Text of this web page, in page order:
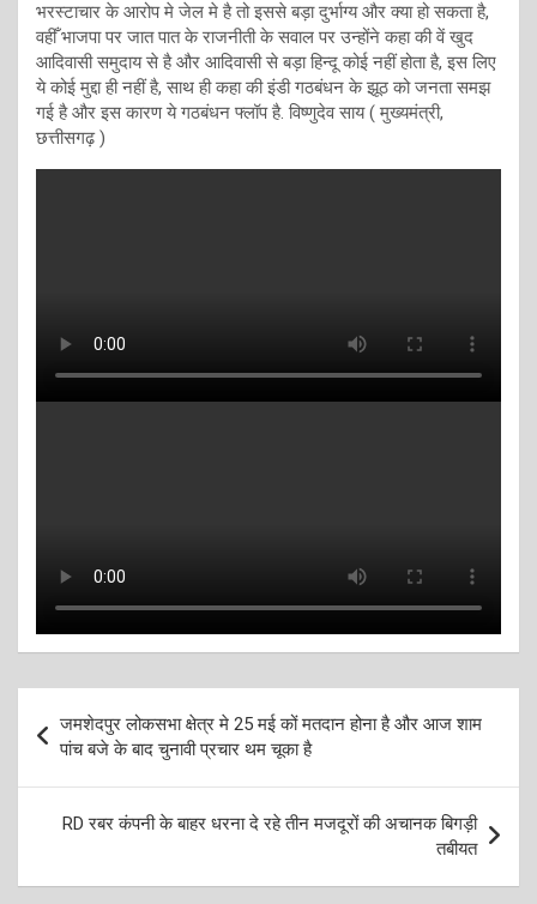
भरस्टाचार के आरोप मे जेल मे है तो इससे बड़ा दुर्भाग्य और क्या हो सकता है,
वहीँ भाजपा पर जात पात के राजनीती के सवाल पर उन्होंने कहा की वें खुद
आदिवासी समुदाय से है और आदिवासी से बड़ा हिन्दू कोई नहीं होता है, इस लिए
ये कोई मुद्दा ही नहीं है, साथ ही कहा की इंडी गठबंधन के झूठ को जनता समझ
गई है और इस कारण ये गठबंधन फ्लॉप है. विष्णुदेव साय ( मुख्यमंत्री,
छत्तीसगढ़ )
navigation
जमशेदपुर लोकसभा क्षेत्र मे 25 मई कों मतदान होना है और आज शाम
पांच बजे के बाद चुनावी प्रचार थम चूका है
RD रबर कंपनी के बाहर धरना दे रहे तीन मजदूरों की अचानक बिगड़ी
तबीयत